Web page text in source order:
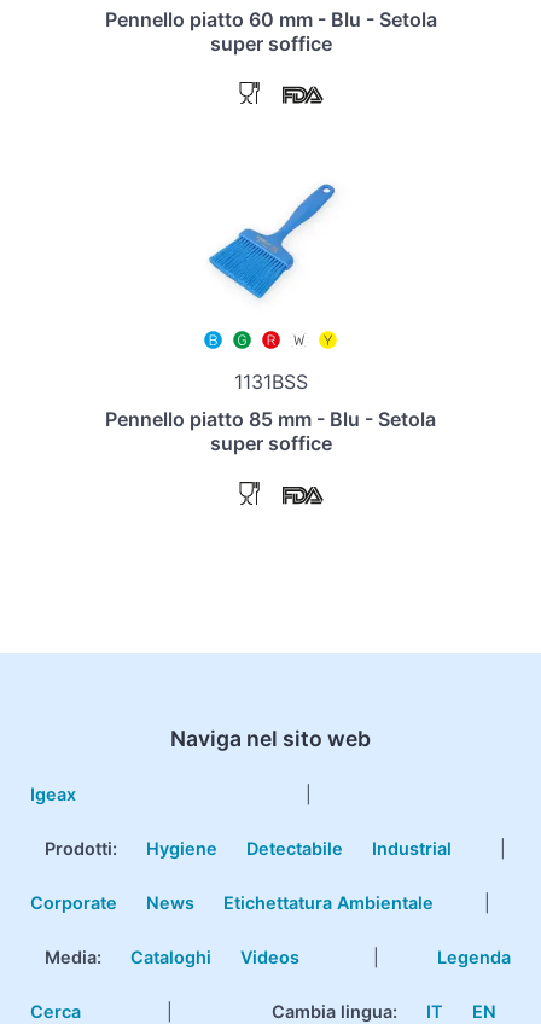
Pennello piatto 60 mm - Blu - Setola
super soffice
1131BSS
Pennello piatto 85 mm - Blu - Setola
super soffice
Naviga nel sito web
Igeax
Prodotti: Hygiene Detectabile Industrial
Corporate News Etichettatura Ambientale
Media: Cataloghi Videos Legenda
Cerca Cambia lingua: IT EN